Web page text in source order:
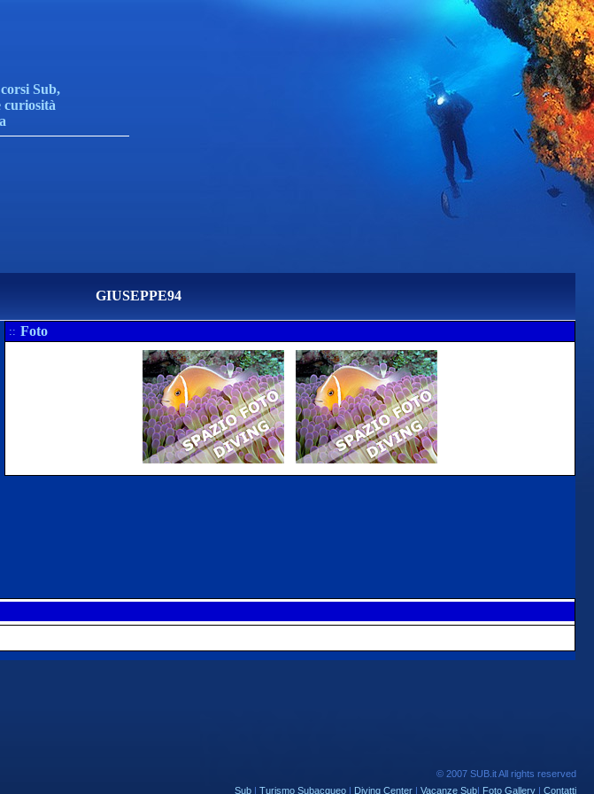
Sub,
curiosità
GIUSEPPE94
:: Foto
© 2007 SUB.it All rights reserved
Sub | Turismo Subacqueo | Diving Center | Vacanze Sub| Foto Gallery | Contatti